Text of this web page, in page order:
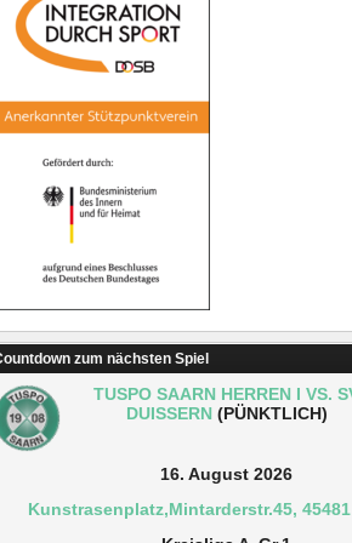
zum nächsten Spiel
TUSPO SAARN HERREN I VS.
DUISSERN(PÜNKTLICH)
16. August 2026
Kunstrasenplatz,Mintarderstr.45,